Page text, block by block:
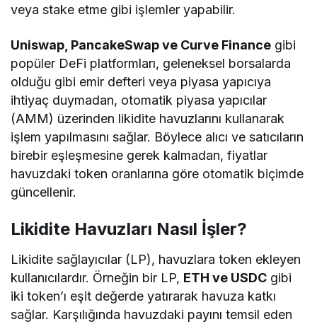
veya stake etme gibi işlemler yapabilir.
Uniswap, PancakeSwap ve Curve Finance gibi
popüler DeFi platformları, geleneksel borsalarda
olduğu gibi emir defteri veya piyasa yapıcıya
ihtiyaç duymadan, otomatik piyasa yapıcılar
(AMM) üzerinden likidite havuzlarını kullanarak
işlem yapılmasını sağlar. Böylece alıcı ve satıcıların
birebir eşleşmesine gerek kalmadan, fiyatlar
havuzdaki token oranlarına göre otomatik biçimde
güncellenir.
Likidite Havuzları Nasıl İşler?
Likidite sağlayıcılar (LP), havuzlara token ekleyen
kullanıcılardır. Örneğin bir LP, ETH ve USDC gibi
iki token’ı eşit değerde yatırarak havuza katkı
sağlar. Karşılığında havuzdaki payını temsil eden